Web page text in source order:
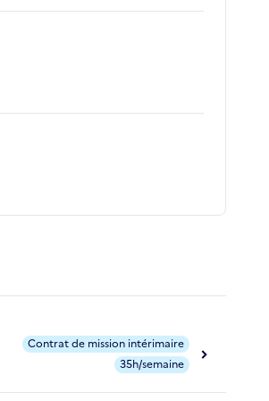
Contrat de mission intérimaire
35h/semaine